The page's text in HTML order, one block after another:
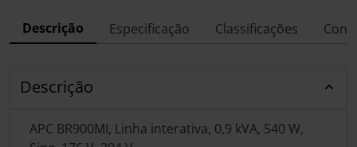
Descrição Especificação Classificações
Descrição
APC BR900MI, Linha interativa, 0,9 kVA, 540 W,